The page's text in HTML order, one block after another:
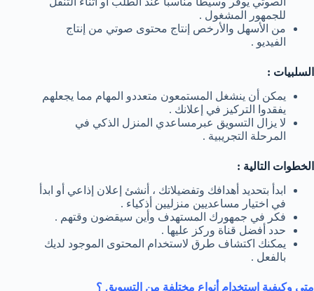
للجمهور المشغول .
من الأسهل والأرخص إنتاج محتوى صوتي من إنتاج
الفيديو .
السلبيات :
يمكن أن ينشغل المستمعون متعددو المهام مما يجعلهم
يفقدوا التركيز في إعلانك .
لا يزال التسويق عبرمساعدي المنزل الذكي في
المرحلة التجريبية .
الخطوات التالية :
ابدأ بتحديد أهدافك وتفضيلاتك ، أنشئ إعلان إذاعي أو ابدأ
في اختيار مساعديين منزليين أذكياء .
فكر في جمهورك المستهدف وأين سيقضون وقتهم .
حدد أفضل قناة وركز عليها .
يمكنك اكتشاف طرق لاستخدام المحتوى الموجود لديك
بالفعل .
متى وكيفية استخدام أنواع مختلفة من التسويق ؟